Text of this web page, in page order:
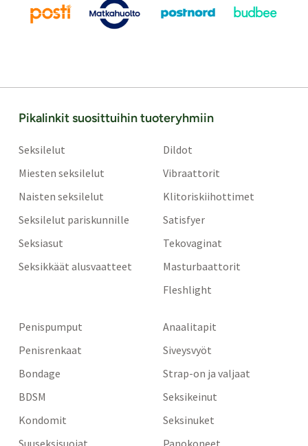
Pikalinkit suosittuihin tuoteryhmiin
Seksilelut
Miesten seksilelut
Naisten seksilelut
Seksilelut pariskunnille
Seksiasut
Seksikkäät alusvaatteet
Dildot
Vibraattorit
Klitoriskiihottimet
Satisfyer
Tekovaginat
Masturbaattorit
Fleshlight
Penispumput
Penisrenkaat
Bondage
BDSM
Kondomit
Suuseksisuojat
Anaalitapit
Siveysvyöt
Strap-on ja valjaat
Seksikeinut
Seksinuket
Panokoneet